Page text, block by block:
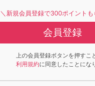
＼新規会員登録で300ポイントも
会員登録
上の会員登録ボタンを押すこ
利用規約に同意したことにな